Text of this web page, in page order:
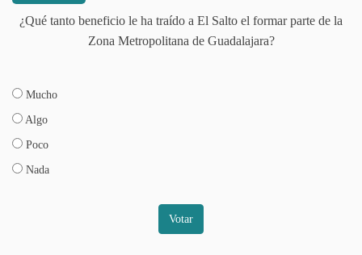
¿Qué tanto beneficio le ha traído a El Salto el formar parte de la
Zona Metropolitana de Guadalajara?
Mucho
Algo
Poco
Nada
Votar